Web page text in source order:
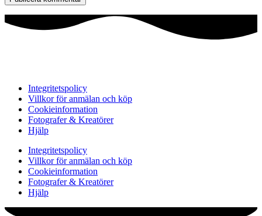
Integritetspolicy
Villkor för anmälan och köp
Cookieinformation
Fotografer & Kreatörer
Hjälp
Integritetspolicy
Villkor för anmälan och köp
Cookieinformation
Fotografer & Kreatörer
Hjälp